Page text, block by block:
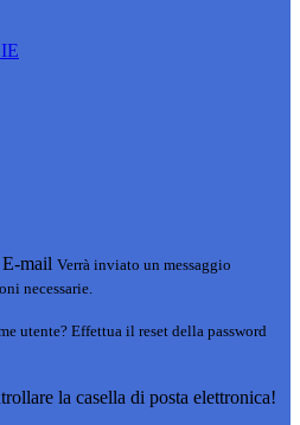
E-mail Verrà inviato un messaggio
necessarie.
utente? Effettua il reset della password
la casella di posta elettronica!